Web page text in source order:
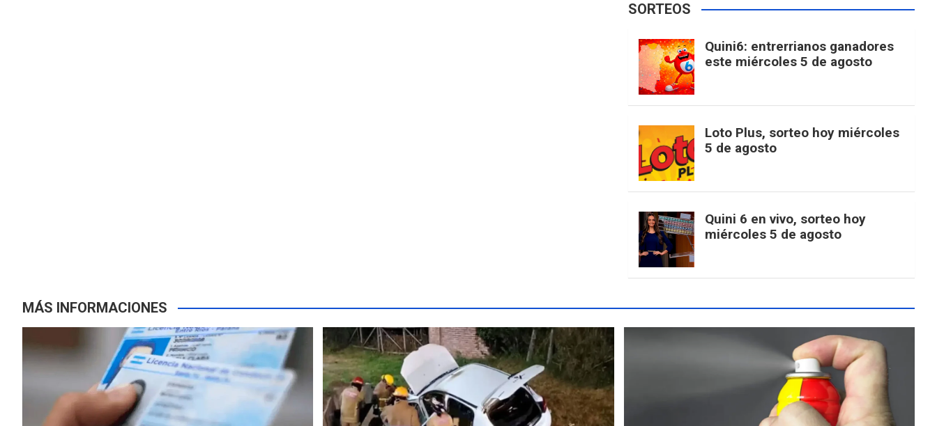
b
o
k
a
i
t
t
e
r
u
b
e
d
SORTEOS
Quini6: entrerrianos ganadores
este miércoles 5 de agosto
Loto Plus, sorteo hoy miércoles
5 de agosto
Quini 6 en vivo, sorteo hoy
miércoles 5 de agosto
MÁS INFORMACIONES